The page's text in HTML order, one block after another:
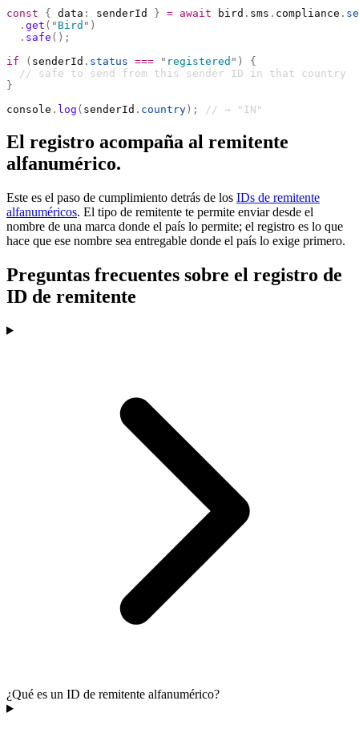
const { data : senderId } = await bird . sms . compliance .
  .
get ( " Bird " )
  .
safe ();
if ( senderId . status === " registered " )
{
  // safe to send from this sender ID in that country
}
console . log ( senderId . country ); // → "IN"
El registro acompaña al remitente
alfanumérico.
Este es el paso de cumplimiento detrás de los IDs de remitente
alfanuméricos. El tipo de remitente te permite enviar desde el
nombre de una marca donde el país lo permite; el registro es lo que
hace que ese nombre sea entregable donde el país lo exige primero.
Preguntas frecuentes sobre el registro de
ID de remitente
¿Qué es un ID de remitente alfanumérico?